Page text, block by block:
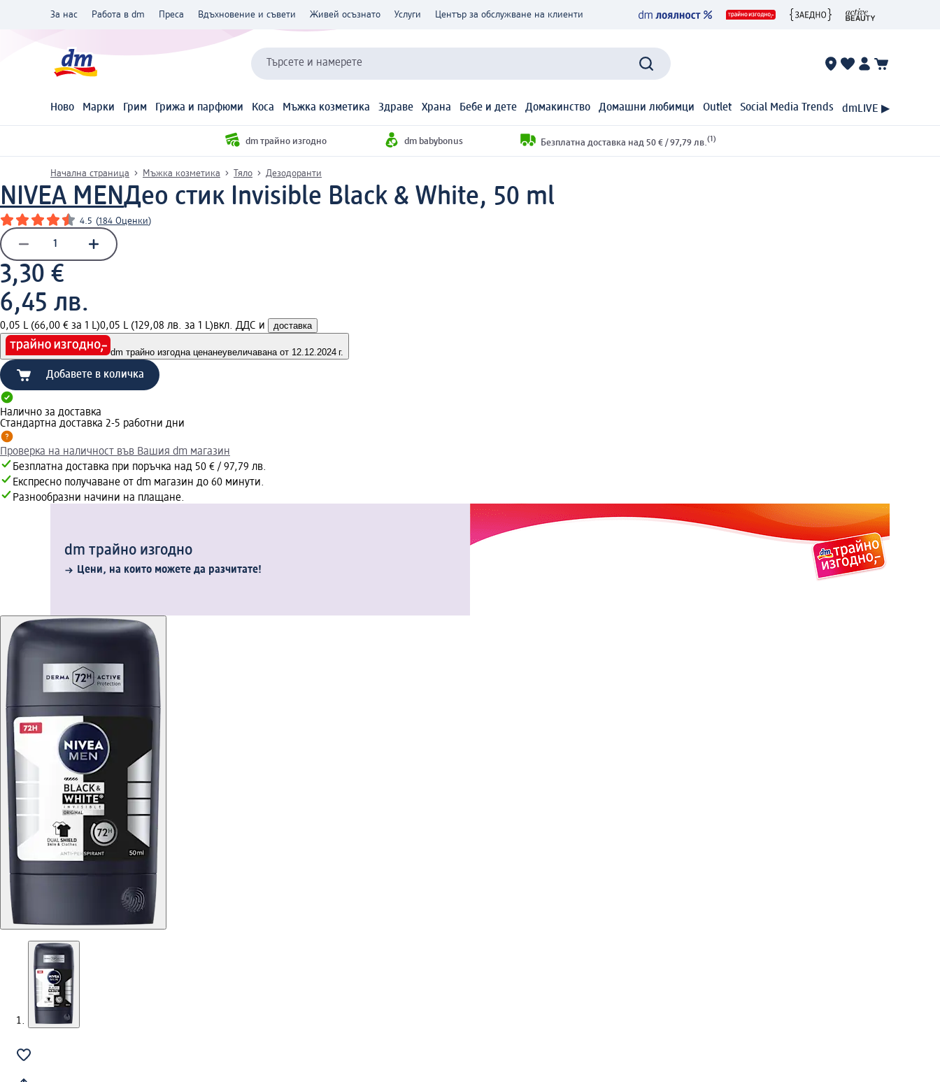
За нас Работа в dm Преса Вдъхновение и съвети Живей осъзнато Услуги Център за обслужване на клиенти
Търсете и намерете
Ново Марки Грим Грижа и парфюми Коса Мъжка козметика Здраве Храна Бебе и дете Домакинство Домашни любимци Outlet Social Media Trends dmLIVE ▶
dm трайно изгодно dm babybonus Безплатна доставка над 50 € / 97,79 лв. (1)
Начална страница Мъжка козметика Тяло Дезодоранти
NIVEA MENДео стик Invisible Black & White, 50 ml
4.5 (184 Оценки)
3,30 €
6,45 лв.
0,05 L (66,00 € за 1 L)0,05 L (129,08 лв. за 1 L)вкл. ДДС и доставка
dm трайно изгодна ценанеувеличавана от 12.12.2024 г.
Добавете в количка
Налично за доставка
Стандартна доставка 2-5 работни дни
Проверка на наличност във Вашия dm магазин
Безплатна доставка при поръчка над 50 € / 97,79 лв.
Експресно получаване от dm магазин до 60 минути.
Разнообразни начини на плащане.
dm трайно изгодно
Цени, на които можете да разчитате!